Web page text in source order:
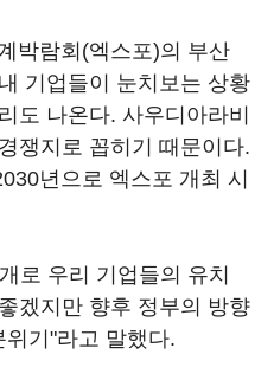
박람회(엑스포)의 부산
기업들이 눈치보는 상황
도 나온다. 사우디아라비
쟁지로 꼽히기 때문이다.
년으로 엑스포 개최 시
로 우리 기업들의 유치
겠지만 향후 정부의 방향
기"라고 말했다.